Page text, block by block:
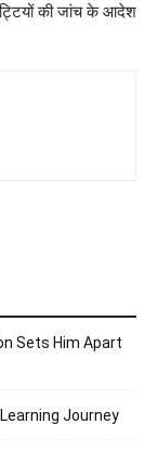
की जांच के आदेश
Sets Him Apart
Journey